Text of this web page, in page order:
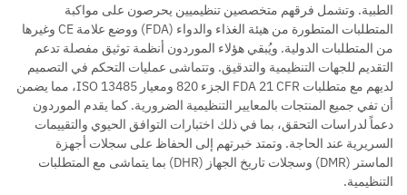
الطبية. وتشمل فرقهم متخصصين تنظيميين يحرصون على مواكبة
المتطلبات المتطورة من هيئة الغذاء والدواء (FDA) ووضع علامة CE وغيرها
من المتطلبات الدولية. ويُبقي هؤلاء الموردون أنظمة توثيق مفصلة تدعم
التقديم للجهات التنظيمية والتدقيق. وتتماشى عمليات التحكم في التصميم
لديهم مع متطلبات FDA 21 CFR الجزء 820 ومعيار ISO 13485، مما يضمن
أن تفي جميع المنتجات بالمعايير التنظيمية الضرورية. كما يقدم الموردون
دعماً لدراسات التحقق، بما في ذلك اختبارات التوافق الحيوي والتقييمات
السريرية عند الحاجة. وتمتد خبرتهم إلى الحفاظ على سجلات أجهزة
الماستر (DMR) وسجلات تاريخ الجهاز (DHR) بما يتماشى مع المتطلبات
التنظيمية.